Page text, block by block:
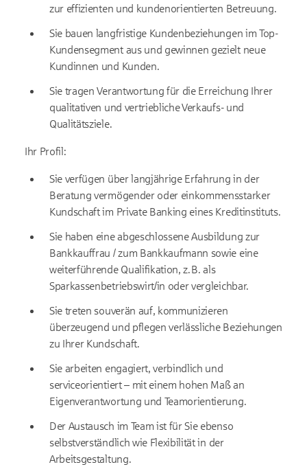
zur effizienten und kundenorientierten Betreuung.
Sie bauen langfristige Kundenbeziehungen im Top-
Kundensegment aus und gewinnen gezielt neue
Kundinnen und Kunden.
Sie tragen Verantwortung für die Erreichung Ihrer
qualitativen und vertriebliche Verkaufs- und
Qualitätsziele.
Ihr Profil:
Sie verfügen über langjährige Erfahrung in der
Beratung vermögender oder einkommensstarker
Kundschaft im Private Banking eines Kreditinstituts.
Sie haben eine abgeschlossene Ausbildung zur
Bankkauffrau / zum Bankkaufmann sowie eine
weiterführende Qualifikation, z. B. als
Sparkassenbetriebswirt/in oder vergleichbar.
Sie treten souverän auf, kommunizieren
überzeugend und pflegen verlässliche Beziehungen
zu Ihrer Kundschaft.
Sie arbeiten engagiert, verbindlich und
serviceorientiert – mit einem hohen Maß an
Eigenverantwortung und Teamorientierung.
Der Austausch im Team ist für Sie ebenso
selbstverständlich wie Flexibilität in der
Arbeitsgestaltung.